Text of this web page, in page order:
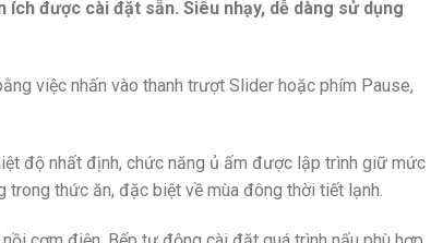
được cài đặt sẵn. Siêu nhạy, dễ dàng sử dụng
việc nhấn vào thanh trượt Slider hoặc phím Pause,
độ nhất định, chức năng ủ ấm được lập trình giữ mức
thức ăn, đặc biệt về mùa đông thời tiết lạnh.